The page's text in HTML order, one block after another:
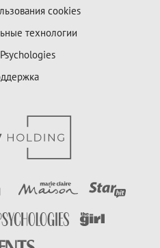
cookies
технологии